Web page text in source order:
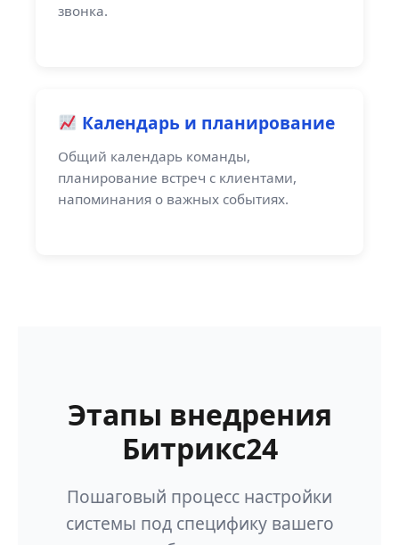
звонка.
Календарь и планирование
Общий календарь команды,
планирование встреч с клиентами,
напоминания о важных событиях.
Этапы внедрения
Битрикс24
Пошаговый процесс настройки
системы под специфику вашего